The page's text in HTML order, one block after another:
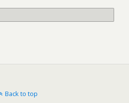
Back to top